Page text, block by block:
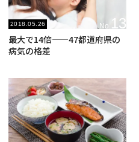
2018.05.26 No. 13
最大で14倍——47都道府県の
病気の格差